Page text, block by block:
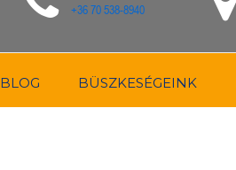
+36 70 538-8940
BLOG BÜSZKESÉGEINK